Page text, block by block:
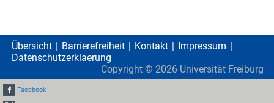
Übersicht Barrierefreiheit Kontakt
Impressum
Datenschutzerklaerung
Copyright © 2026 Universität Freiburg
Facebook